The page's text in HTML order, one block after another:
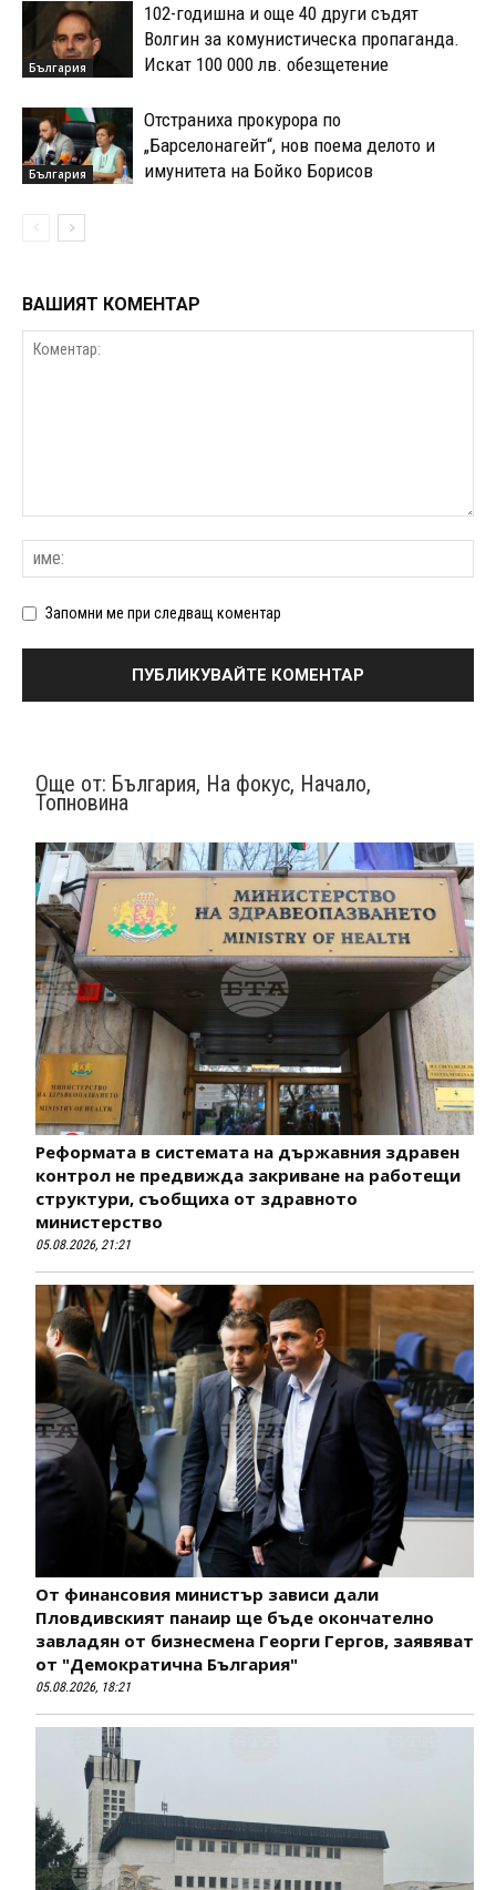
България
102-годишна и още 40 други съдят
Волгин за комунистическа пропаганда.
Искат 100 000 лв. обезщетение
България
Отстраниха прокурора по
„Барселонагейт“, нов поема делото и
имунитета на Бойко Борисов
ВАШИЯТ КОМЕНТАР
Запомни ме при следващ коментар
Още от: България, На фокус, Начало,
Топновина
Реформата в системата на държавния здравен
контрол не предвижда закриване на работещи
структури, съобщиха от здравното
министерство
05.08.2026, 21:21
От финансовия министър зависи дали
Пловдивският панаир ще бъде окончателно
завладян от бизнесмена Георги Гергов, заявяват
от "Демократична България"
05.08.2026, 18:21